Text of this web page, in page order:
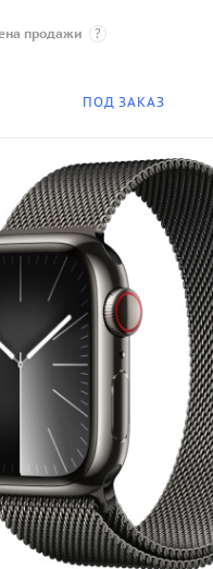
продажи ?
ПОД ЗАКАЗ